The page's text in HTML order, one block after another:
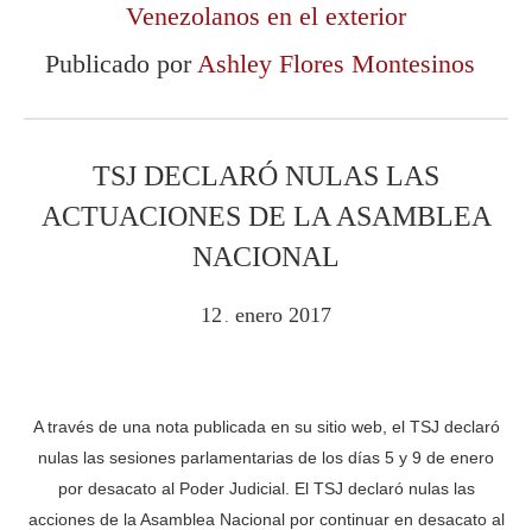
Venezolanos en el exterior
Publicado porAshley Flores Montesinos
TSJ DECLARÓ NULAS LAS
ACTUACIONES DE LA ASAMBLEA
NACIONAL
12 . enero 2017
A través de una nota publicada en su sitio web, el TSJ declaró
nulas las sesiones parlamentarias de los días 5 y 9 de enero
por desacato al Poder Judicial. El TSJ declaró nulas las
acciones de la Asamblea Nacional por continuar en desacato al